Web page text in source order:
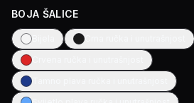
BOJA ŠALICE